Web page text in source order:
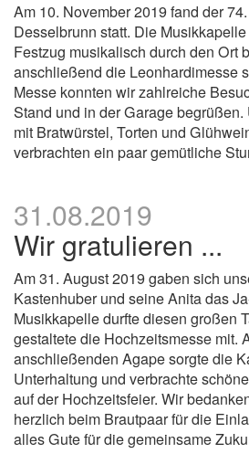
Am 10. November 2019 fand der
Desselbrunn statt. Die
Festzug musikalisch durch den Ort
anschließend die Leonhardimesse
Messe konnten wir zahlreiche
Stand und in der Garage
mit Bratwürstel, Torten und
verbrachten ein paar gemütliche
31.08.2019
Wir gratulieren ...
Am 31. August 2019 gaben sich
Kastenhuber und seine Anita das
Musikkapelle durfte diesen großen
gestaltete die Hochzeitsmesse mit.
anschließenden Agape sorgte die
Unterhaltung und verbrachte
auf der Hochzeitsfeier. Wir
herzlich beim Brautpaar für die
alles Gute für die gemeinsame